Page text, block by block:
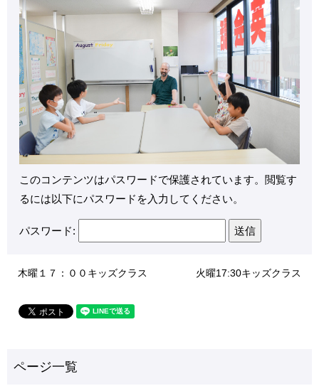
このコンテンツはパスワードで保護されています。閲覧す
るには以下にパスワードを入力してください。
パスワード:
木曜１７：００キッズクラス 火曜17:30キッズクラス